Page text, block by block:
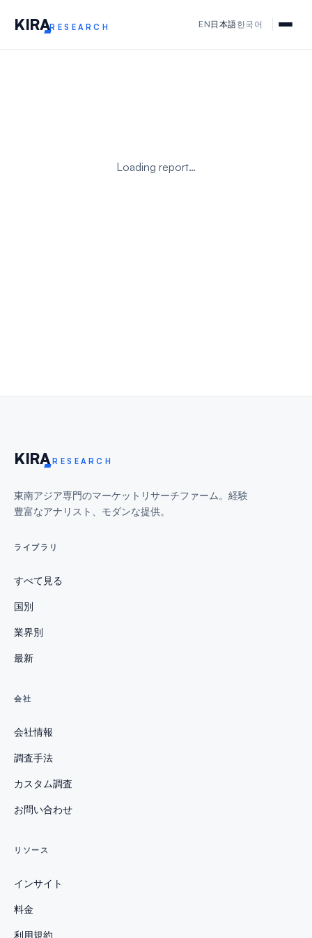
KIRARESEARCH EN 日本語한국어
Loading report…
KIRA RESEARCH
東南アジア専門のマーケットリサーチファーム。経験
豊富なアナリスト、モダンな提供。
ライブラリ
すべて見る
国別
業界別
最新
会社
会社情報
調査手法
カスタム調査
お問い合わせ
リソース
インサイト
料金
利用規約